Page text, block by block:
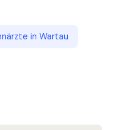
in Wartau